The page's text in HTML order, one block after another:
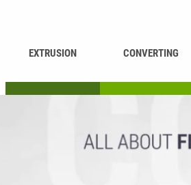
EXTRUSION CONVERTING